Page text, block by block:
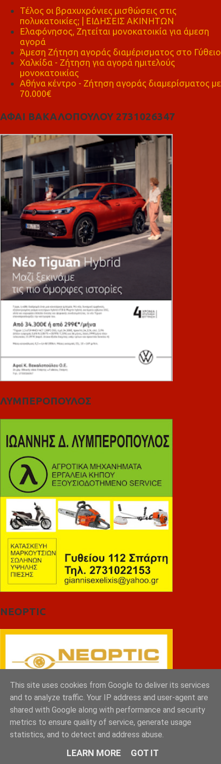
Τέλος οι βραχυχρόνιες μισθώσεις στις
πολυκατοικίες; | ΕΙΔΗΣΕΙΣ ΑΚΙΝΗΤΩΝ
Ελαφόνησος, Ζητείται μονοκατοικία για άμεση
αγορά
Άμεση Ζήτηση αγοράς διαμέρισματος στο Γύθειο
Χαλκίδα - Ζήτηση για αγορά ημιτελούς
μονοκατοικίας
Αθήνα κέντρο - Ζήτηση αγοράς διαμερίσματος με
70.000€
ΑΦΑΙ ΒΑΚΑΛΟΠΟΥΛΟΥ 2731026347
ΛΥΜΠΕΡΟΠΟΥΛΟΣ
NEOPTIC
This site uses cookies from Google to deliver its services
and to analyze traffic. Your IP address and user-agent are
shared with Google along with performance and security
metrics to ensure quality of service, generate usage
statistics, and to detect and address abuse.
LEARN MORE GOT IT